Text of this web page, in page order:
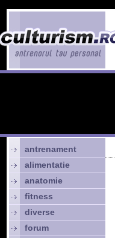
antrenament
alimentatie
anatomie
fitness
diverse
forum